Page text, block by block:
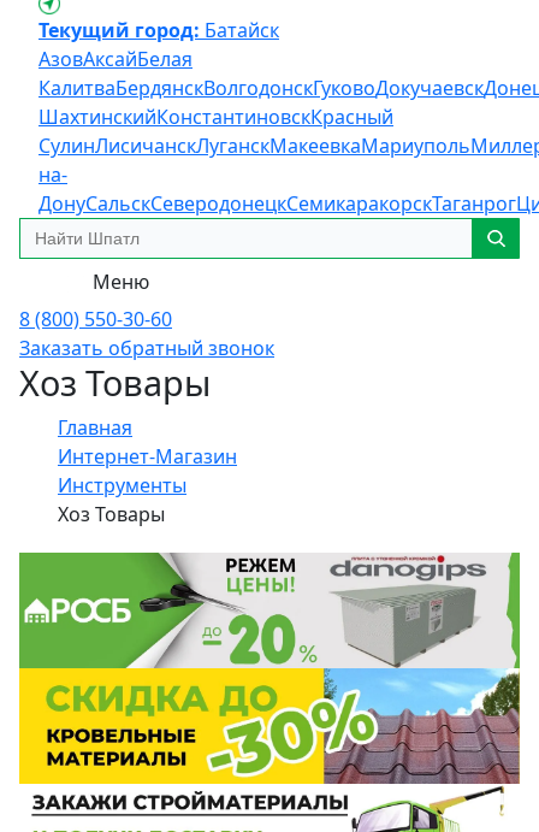
Текущий город: Батайск
АзовАксайБелая
КалитваБердянскВолгодонскГуковоДокучаевск
ШахтинскийКонстантиновскКрасный
СулинЛисичанскЛуганскМакеевкаМариуполь
на-
ДонуСальскСеверодонецкСемикаракорскТаганрог
Меню
8 (800) 550-30-60
Заказать обратный звонок
Хоз Товары
Главная
Интернет-Магазин
Инструменты
Хоз Товары